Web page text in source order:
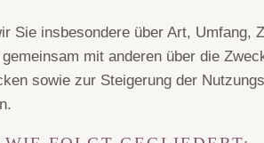
Sie insbesondere über Art, Umfang,
mit anderen über die
sowie zur Steigerung der